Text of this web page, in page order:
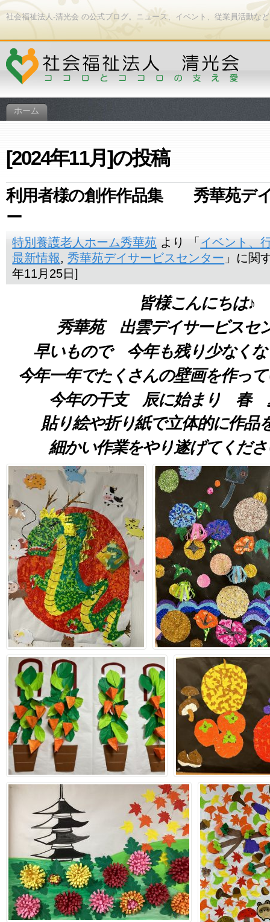
社会福祉法人-清光会 の公式ブログ。ニュース、イベント、従業員活動な
ホーム
[2024年11月]の投稿
利用者様の創作作品集 秀華苑デ
ー
特別養護老人ホーム秀華苑 より 「 イベント、
最新情報,秀華苑デイサービスセンター 」に関
年11月25日]
皆様こんにちは♪
秀華苑 出雲デイサービスセ
早いもので 今年も残り少なくな
今年一年でたくさんの壁画を作っ
今年の干支 辰に始まり
貼り絵や折り紙で立体的に作品
細かい作業をやり遂げてくだ